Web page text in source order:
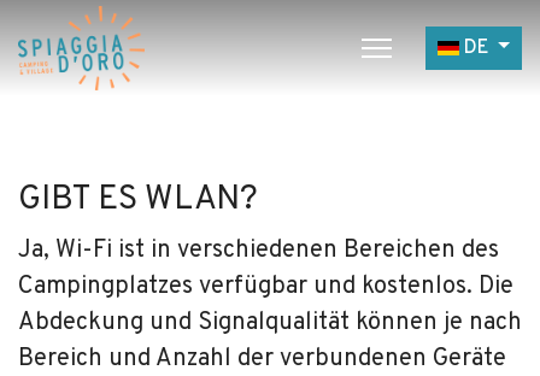
Sprache
DE
GIBT ES WLAN?
Ja, Wi-Fi ist in verschiedenen Bereichen des
Campingplatzes verfügbar und kostenlos. Die
Abdeckung und Signalqualität können je nach
Bereich und Anzahl der verbundenen Geräte
Village
Service
Jobangebote
Restaurants